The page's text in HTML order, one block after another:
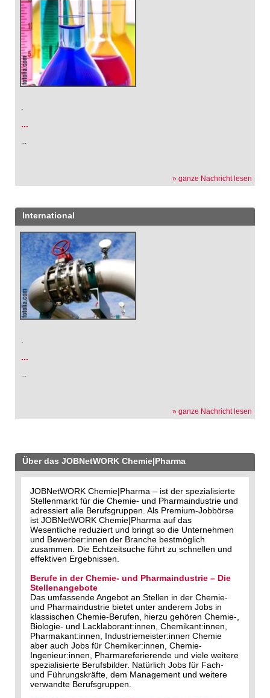
.
...
...
» ganze Nachricht lesen
International
.
...
...
» ganze Nachricht lesen
Über das JOBNetWORK Chemie|Pharma
JOBNetWORK Chemie|Pharma – ist der spezialisierte
Stellenmarkt für die Chemie- und Pharmaindustrie und
adressiert alle Berufsgruppen. Als Premium-Jobbörse
ist JOBNetWORK Chemie|Pharma auf das
Wesentliche reduziert und bringt so die Unternehmen
und Bewerber:innen der Branche bestmöglich
zusammen. Die Echtzeitsuche führt zu schnellen und
effektiven Ergebnissen.
Berufe in der Chemie- und Pharmaindustrie – Die
Stellenangebote
Das umfassende Angebot an Stellen in der Chemie-
und Pharmaindustrie bietet unter anderem Jobs in
klassischen Chemie-Berufen, hierzu gehören Chemie-,
Biologie- und Lacklaborant:innen, Chemikant:innen,
Pharmakant:innen, Industriemeister:innen Chemie
aber auch Jobs für Chemiker:innen, Chemie-
Ingenieur:innen, Pharmareferierende und viele weitere
spezialisierte Berufsbilder. Natürlich Jobs für Fach-
und Führungskräfte, dem Management und weitere
verwandte Berufsgruppen.